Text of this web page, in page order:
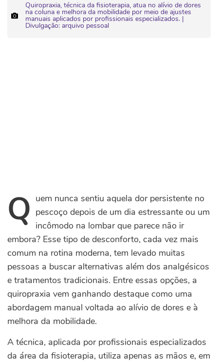
Quiropraxia, técnica da fisioterapia, atua no alívio de dores
na coluna e melhora da mobilidade por meio de ajustes
manuais aplicados por profissionais especializados. |
Divulgação: arquivo pessoal
Q uem nunca sentiu aquela dor persistente no
pescoço depois de um dia estressante ou um
incômodo na lombar que parece não ir
embora? Esse tipo de desconforto, cada vez mais
comum na rotina moderna, tem levado muitas
pessoas a buscar alternativas além dos analgésicos
e tratamentos tradicionais. Entre essas opções, a
quiropraxia vem ganhando destaque como uma
abordagem manual voltada ao alívio de dores e à
melhora da mobilidade.
A técnica, aplicada por profissionais especializados
da área da fisioterapia, utiliza apenas as mãos e, em